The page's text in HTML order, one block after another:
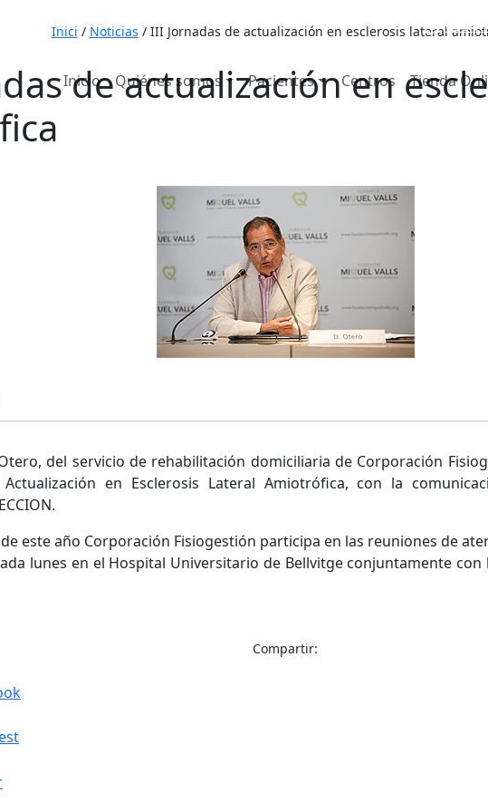
653
Inicio Quiénes somos Pacientes Centros Tienda
Inici / Noticias / III Jornadas de actualización en esclerosis lateral
de actualización en
del servicio de rehabilitación domiciliaria de Corporación
en Esclerosis Lateral Amiotrófica, con la
este año Corporación Fisiogestión participa en las reuniones de
lunes en el Hospital Universitario de Bellvitge conjuntamente con
Compartir: